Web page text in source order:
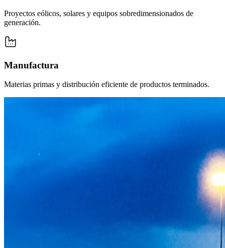
Proyectos eólicos, solares y equipos sobredimensionados de
generación.
Manufactura
Materias primas y distribución eficiente de productos terminados.